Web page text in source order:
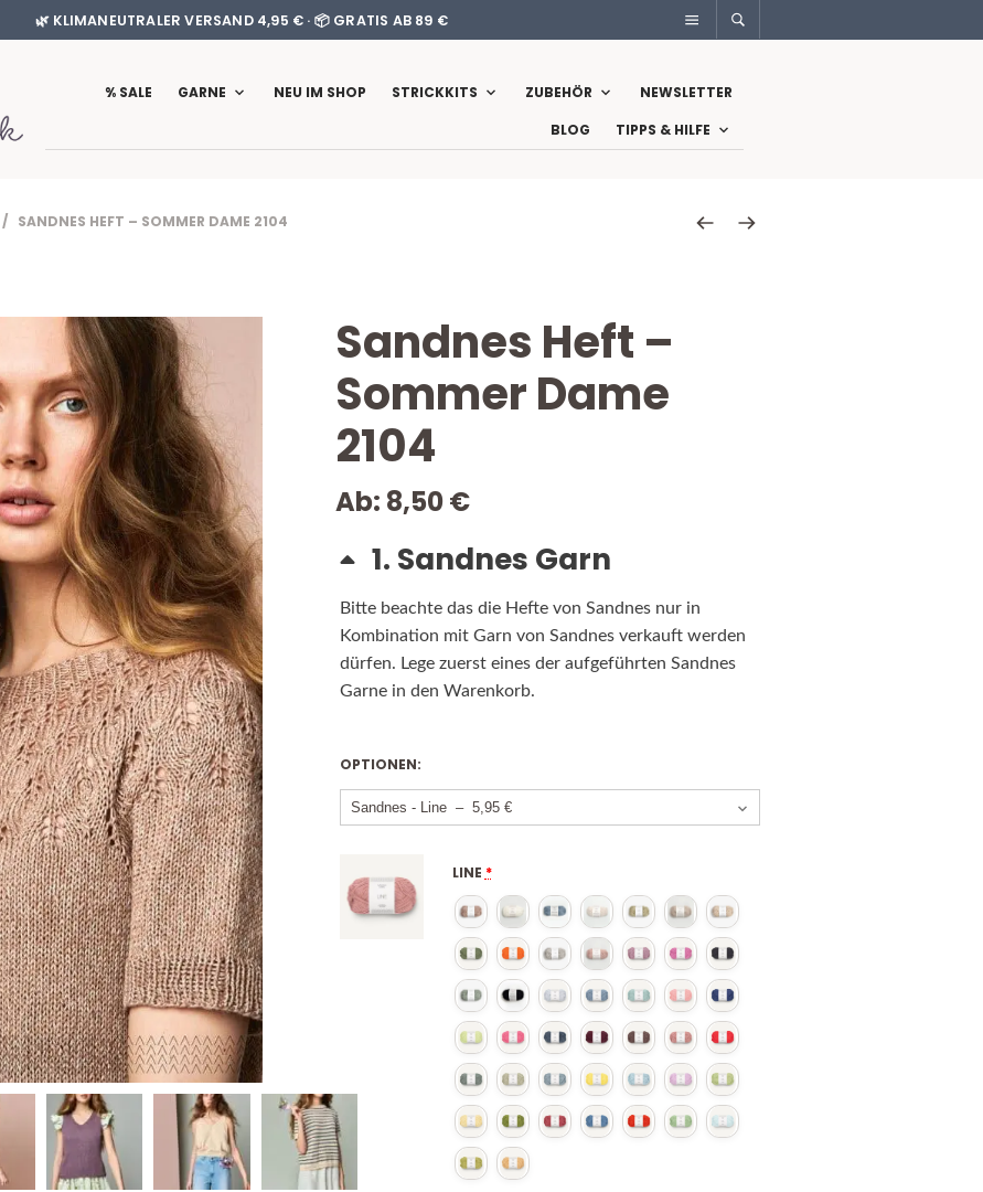
🌿 KLIMANEUTRALER VERSAND 4,95 € · 📦 GRATIS AB 89 €
% SALE GARNE NEU IM SHOP STRICKKITS ZUBEHÖR
NEWSLETTER
BLOG
TIPPS & HILFE
/ SANDNES HEFT – SOMMER DAME 2104
Sandnes Heft –
Sommer Dame
2104
Ab: 8,50€
1 Sandnes Garn
Bitte beachte das die Hefte von Sandnes nur in
Kombination mit Garn von Sandnes verkauft werden
dürfen. Lege zuerst eines der aufgeführten Sandnes
Garne in den Warenkorb.
OPTIONEN:
LINE *